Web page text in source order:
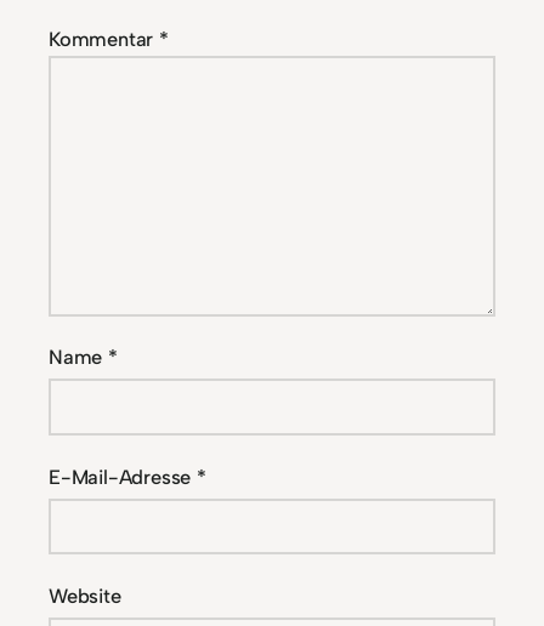
Kommentar *
Name *
E-Mail-Adresse *
Website